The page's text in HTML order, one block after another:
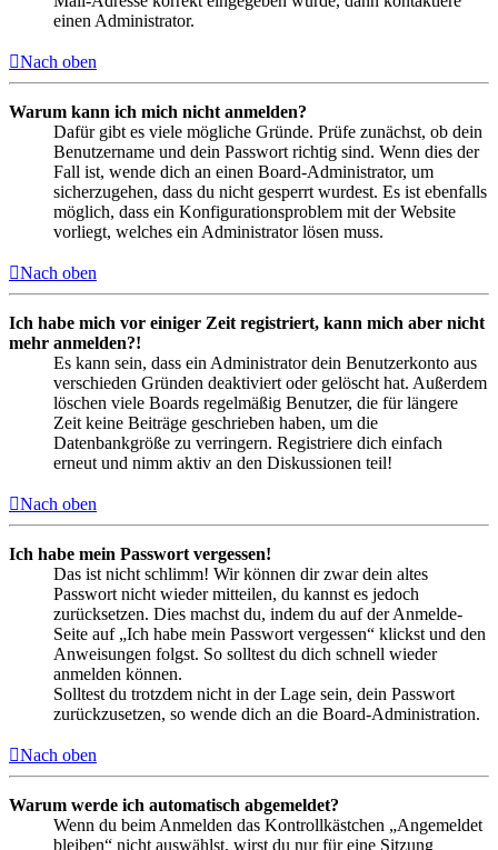
einen Administrator.
Nach oben
Warum kann ich mich nicht anmelden?
Dafür gibt es viele mögliche Gründe. Prüfe zunächst, ob dein
Benutzername und dein Passwort richtig sind. Wenn dies der
Fall ist, wende dich an einen Board-Administrator, um
sicherzugehen, dass du nicht gesperrt wurdest. Es ist ebenfalls
möglich, dass ein Konfigurationsproblem mit der Website
vorliegt, welches ein Administrator lösen muss.
Nach oben
Ich habe mich vor einiger Zeit registriert, kann mich aber nicht
mehr anmelden?!
Es kann sein, dass ein Administrator dein Benutzerkonto aus
verschieden Gründen deaktiviert oder gelöscht hat. Außerdem
löschen viele Boards regelmäßig Benutzer, die für längere
Zeit keine Beiträge geschrieben haben, um die
Datenbankgröße zu verringern. Registriere dich einfach
erneut und nimm aktiv an den Diskussionen teil!
Nach oben
Ich habe mein Passwort vergessen!
Das ist nicht schlimm! Wir können dir zwar dein altes
Passwort nicht wieder mitteilen, du kannst es jedoch
zurücksetzen. Dies machst du, indem du auf der Anmelde-
Seite auf „Ich habe mein Passwort vergessen“ klickst und den
Anweisungen folgst. So solltest du dich schnell wieder
anmelden können.
Solltest du trotzdem nicht in der Lage sein, dein Passwort
zurückzusetzen, so wende dich an die Board-Administration.
Nach oben
Warum werde ich automatisch abgemeldet?
Wenn du beim Anmelden das Kontrollkästchen „Angemeldet
bleiben“ nicht auswählst, wirst du nur für eine Sitzung